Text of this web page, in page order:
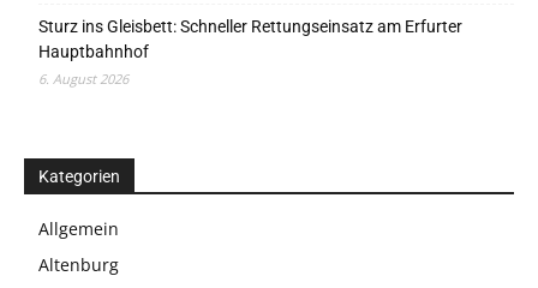
Sturz ins Gleisbett: Schneller Rettungseinsatz am Erfurter
Hauptbahnhof
6. August 2026
Kategorien
Allgemein
Altenburg